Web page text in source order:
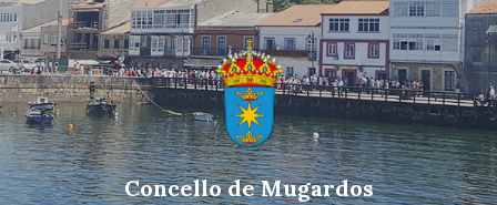
Skip
to
content
Skip
to
main
navigation
Skip
to
footer
Concello de Mugardos